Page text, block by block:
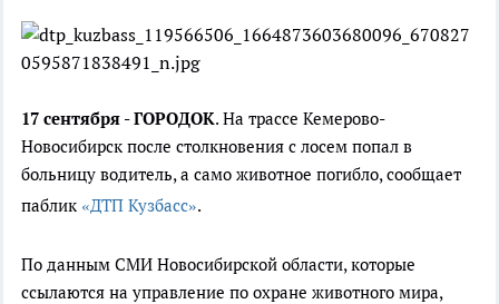
17 сентября - ГОРОДОК. На трассе Кемерово-
Новосибирск после столкновения с лосем попал в
больницу водитель, а само животное погибло, сообщает
паблик «ДТП Кузбасс».
По данным СМИ Новосибирской области, которые
ссылаются на управление по охране животного мира,